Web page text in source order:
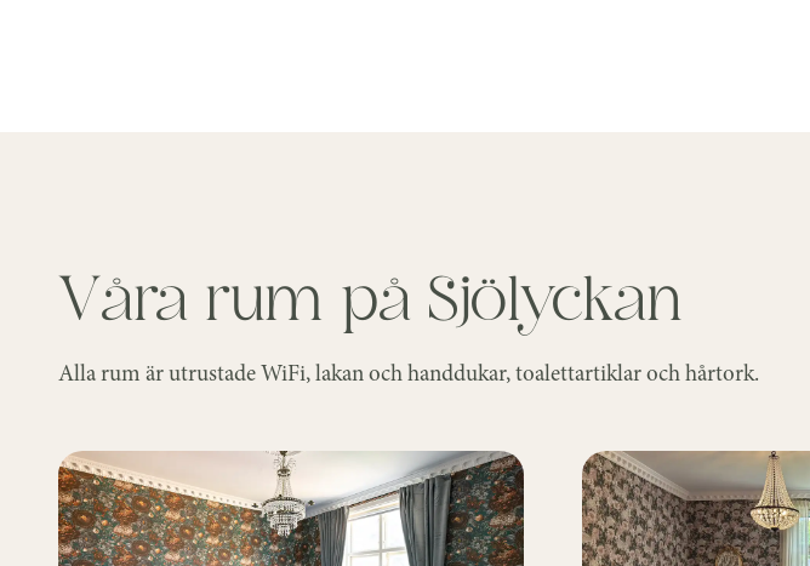
Våra rum på Sjölyckan
Alla rum är utrustade WiFi, lakan och handdukar, toalettartiklar och hårtork.